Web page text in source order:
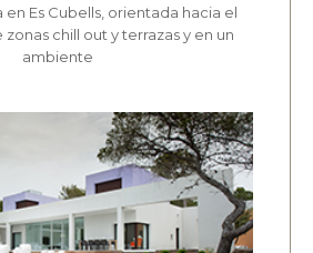
en Es Cubells, orientada hacia el
chill out y terrazas y en un
ambiente